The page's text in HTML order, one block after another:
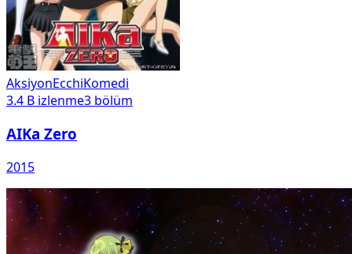
AksiyonEcchiKomedi
3.4 B izlenme3 bölüm
AIKa Zero
2015